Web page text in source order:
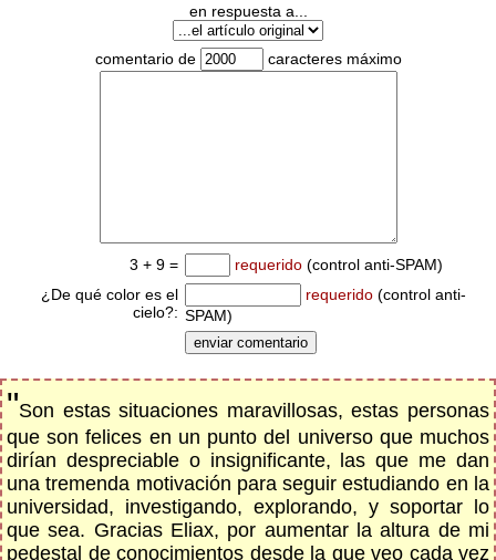
en respuesta a...
comentario de caracteres máximo
3 + 9 = requerido (control anti-SPAM)
¿De qué color es el
cielo?:
requerido (control anti-
SPAM)
"Son estas situaciones maravillosas, estas personas
que son felices en un punto del universo que muchos
dirían despreciable o insignificante, las que me dan
una tremenda motivación para seguir estudiando en la
universidad, investigando, explorando, y soportar lo
que sea. Gracias Eliax, por aumentar la altura de mi
pedestal de conocimientos desde la que veo cada vez